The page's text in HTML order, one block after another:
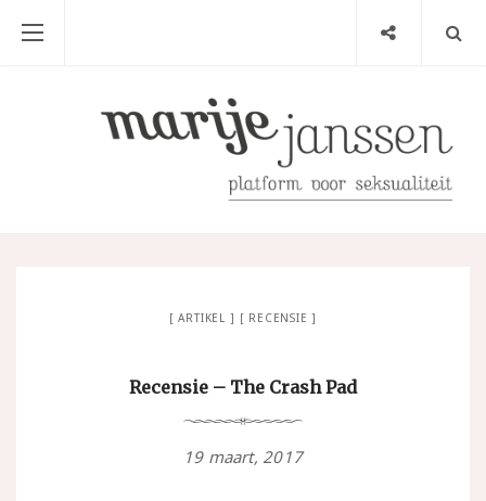
ARTIKEL RECENSIE
Recensie – The Crash Pad
19 maart, 2017